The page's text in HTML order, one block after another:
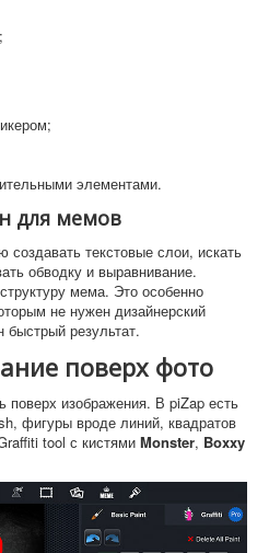
элементами.
для мемов
создавать текстовые слои, искать
обводку и выравнивание.
мема. Это особенно
не нужен дизайнерский
результат.
поверх фото
поверх изображения. В piZap есть
фигуры вроде линий, квадратов
tool с кистями Monster, Boxxy